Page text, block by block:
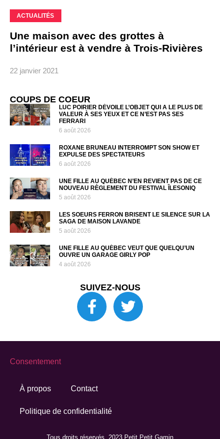
ACTUALITÉS
Une maison avec des grottes à
l’intérieur est à vendre à Trois-Rivières
22 janvier 2021
COUPS DE COEUR
LUC POIRIER DÉVOILE L’OBJET QUI A LE PLUS DE
VALEUR À SES YEUX ET CE N’EST PAS SES
FERRARI
6 août 2026
ROXANE BRUNEAU INTERROMPT SON SHOW ET
EXPULSE DES SPECTATEURS
6 août 2026
UNE FILLE AU QUÉBEC N’EN REVIENT PAS DE CE
NOUVEAU RÈGLEMENT DU FESTIVAL ÎLESONIQ
5 août 2026
LES SOEURS FERRON BRISENT LE SILENCE SUR LA
SAGA DE MAISON LAVANDE
5 août 2026
UNE FILLE AU QUÉBEC VEUT QUE QUELQU’UN
OUVRE UN GARAGE GIRLY POP
4 août 2026
SUIVEZ-NOUS
Tous droits réservés. 2023 Petit Petit Gamin
À propos Contact
Politique de confidentialité
Consentement